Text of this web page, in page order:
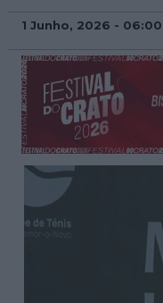
1 Junho, 2026 - 06:00